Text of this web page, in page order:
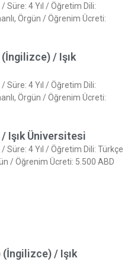
Süre: 4 Yıl / Öğretim Dili:
Örgün / Öğrenim Ücreti:
/ Işık
Süre: 4 Yıl / Öğretim Dili:
Örgün / Öğrenim Ücreti:
Işık Üniversitesi
Süre: 4 Yıl / Öğretim Dili: Türkçe
/ Öğrenim Ücreti: 5.500 ABD
/ Işık